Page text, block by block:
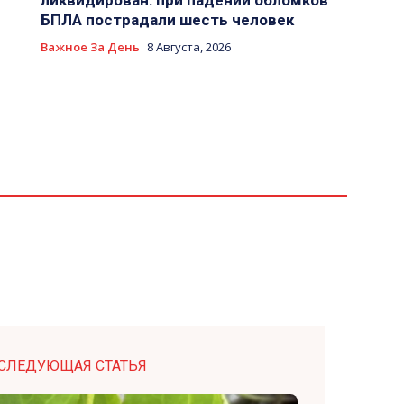
БПЛА пострадали шесть человек
Важное За День 8 Августа, 2026
СТАТЬЯ